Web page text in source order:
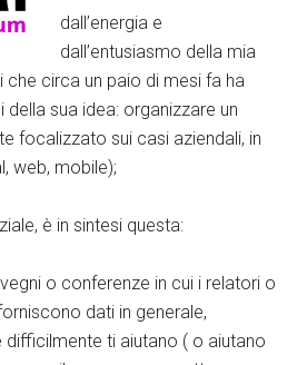
dall’energia e
dall’entusiasmo della mia
che circa un paio di mesi fa ha
sua idea: organizzare un
focalizzato sui casi aziendali, in
web, mobile);
è in sintesi questa:
o conferenze in cui i relatori o
dati in generale,
difficilmente ti aiutano ( o aiutano